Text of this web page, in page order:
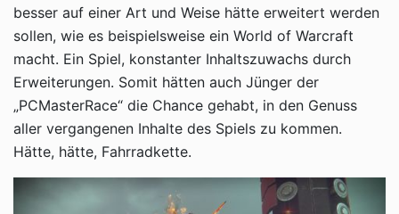
besser auf einer Art und Weise hätte erweitert werden
sollen, wie es beispielsweise ein World of Warcraft
macht. Ein Spiel, konstanter Inhaltszuwachs durch
Erweiterungen. Somit hätten auch Jünger der
„PCMasterRace“ die Chance gehabt, in den Genuss
aller vergangenen Inhalte des Spiels zu kommen.
Hätte, hätte, Fahrradkette.